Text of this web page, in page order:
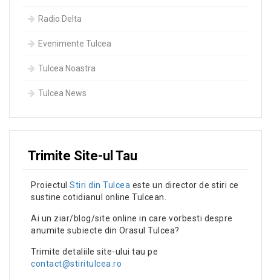
Radio Delta
Evenimente Tulcea
Tulcea Noastra
Tulcea News
Trimite Site-ul Tau
Proiectul Stiri din Tulcea este un director de stiri ce
sustine cotidianul online Tulcean.
Ai un ziar/blog/site online in care vorbesti despre
anumite subiecte din Orasul Tulcea?
Trimite detaliile site-ului tau pe
contact@stiritulcea.ro